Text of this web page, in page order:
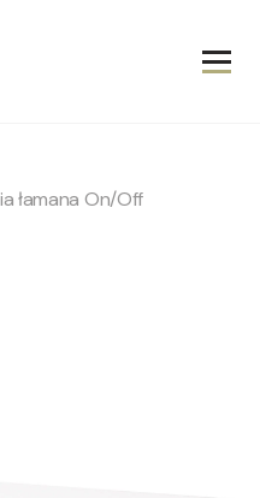
łamana On/Off